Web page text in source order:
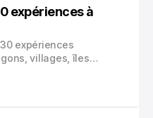
expériences à
expériences
villages, îles
pratiques pour